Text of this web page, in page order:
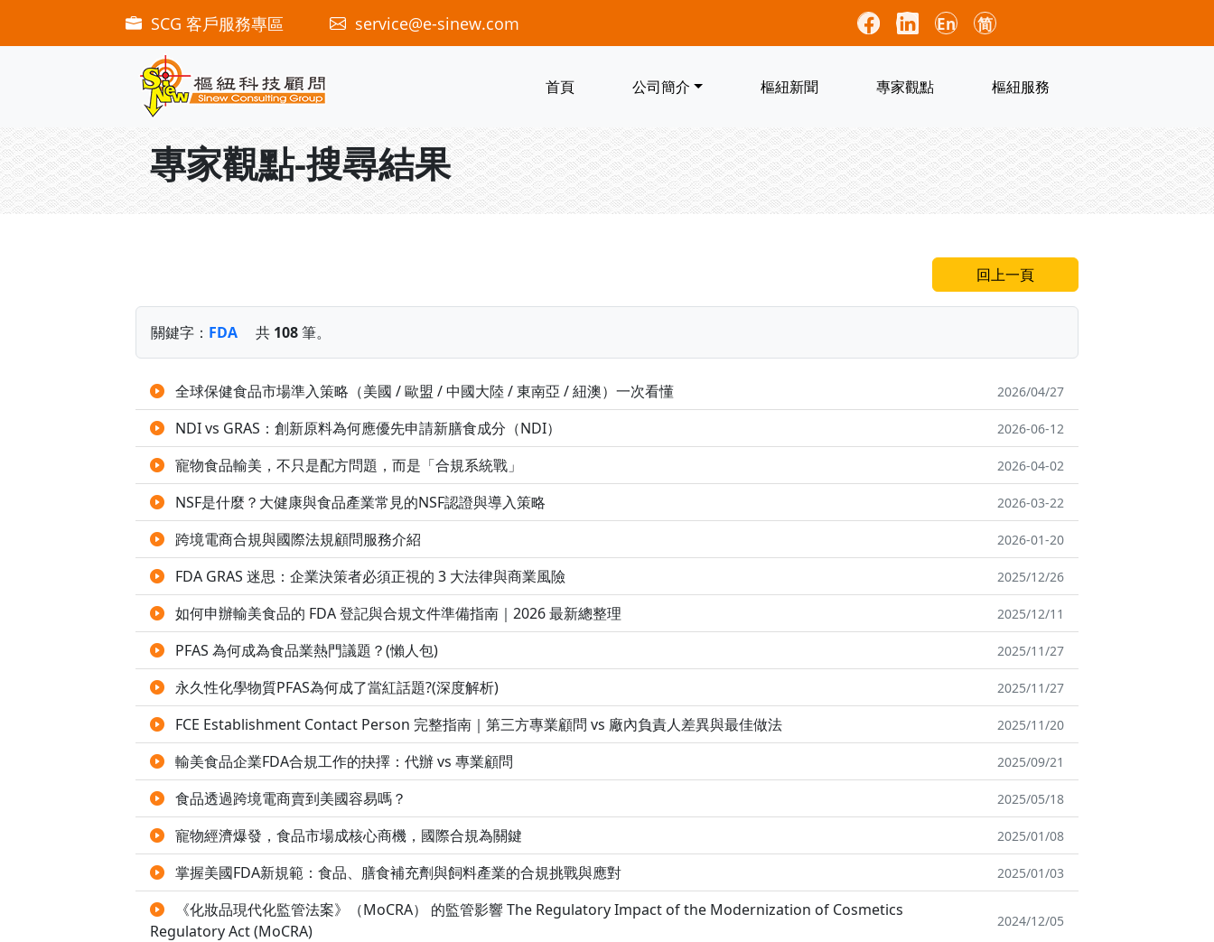
SCG 客戶服務專區 service@e-sinew.com En 简
首頁 公司簡介 樞紐新聞 專家觀點 樞紐服務
專家觀點-搜尋結果
回上一頁
關鍵字： FDA 共 108筆。
全球保健食品市場準入策略（美國 / 歐盟 / 中國大陸 / 東南亞 / 紐澳）一次看懂 2026/04/27
NDI vs GRAS：創新原料為何應優先申請新膳食成分（NDI） 2026-06-12
寵物食品輸美，不只是配方問題，而是「合規系統戰」 2026-04-02
NSF是什麼？大健康與食品產業常見的NSF認證與導入策略 2026-03-22
跨境電商合規與國際法規顧問服務介紹 2026-01-20
FDA GRAS 迷思：企業決策者必須正視的 3 大法律與商業風險 2025/12/26
如何申辦輸美食品的 FDA 登記與合規文件準備指南｜2026 最新總整理 2025/12/11
PFAS 為何成為食品業熱門議題？(懶人包) 2025/11/27
永久性化學物質PFAS為何成了當紅話題?(深度解析) 2025/11/27
FCE Establishment Contact Person 完整指南｜第三方專業顧問 vs 廠內負責人差異與最佳做法 2025/11/20
輸美食品企業FDA合規工作的抉擇：代辦 vs 專業顧問 2025/09/21
食品透過跨境電商賣到美國容易嗎？ 2025/05/18
寵物經濟爆發，食品市場成核心商機，國際合規為關鍵 2025/01/08
掌握美國FDA新規範：食品、膳食補充劑與飼料產業的合規挑戰與應對 2025/01/03
《化妝品現代化監管法案》（MoCRA） 的監管影響 The Regulatory Impact of the Modernization of Cosmetics
Regulatory Act (MoCRA)
2024/12/05